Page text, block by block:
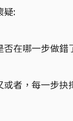
疑:
否在哪一步做錯
或者，每一步抉